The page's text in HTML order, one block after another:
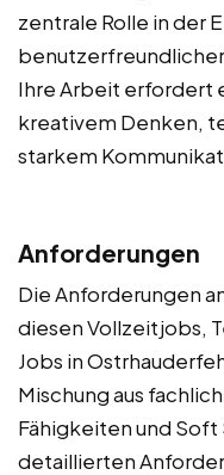
zentrale Rolle in der
Ihre Arbeit erfordert
kreativem Denken,
starkem
Anforderungen
Die Anforderungen
diesen Vollzeitjobs,
Jobs in
Mischung aus
Fähigkeiten und Soft
detaillierten